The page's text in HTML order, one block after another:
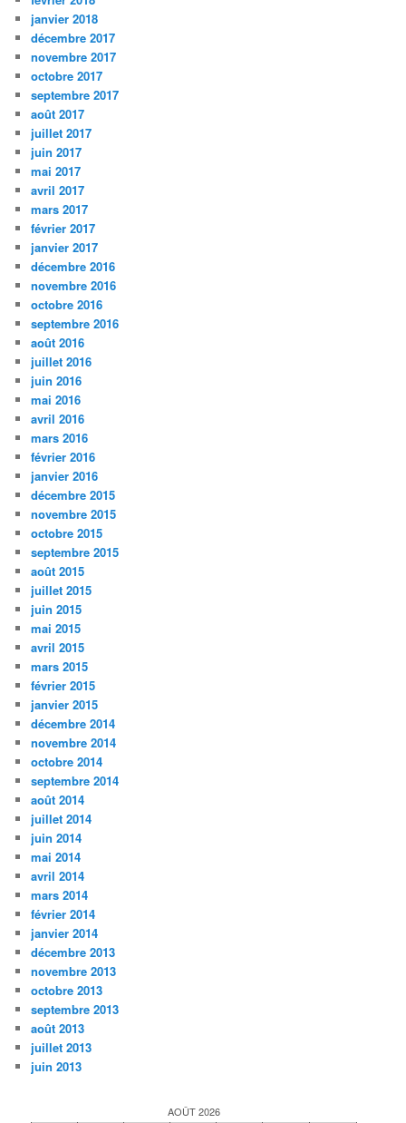
janvier 2018
décembre 2017
novembre 2017
octobre 2017
septembre 2017
août 2017
juillet 2017
juin 2017
mai 2017
avril 2017
mars 2017
février 2017
janvier 2017
décembre 2016
novembre 2016
octobre 2016
septembre 2016
août 2016
juillet 2016
juin 2016
mai 2016
avril 2016
mars 2016
février 2016
janvier 2016
décembre 2015
novembre 2015
octobre 2015
septembre 2015
août 2015
juillet 2015
juin 2015
mai 2015
avril 2015
mars 2015
février 2015
janvier 2015
décembre 2014
novembre 2014
octobre 2014
septembre 2014
août 2014
juillet 2014
juin 2014
mai 2014
avril 2014
mars 2014
février 2014
janvier 2014
décembre 2013
novembre 2013
octobre 2013
septembre 2013
août 2013
juillet 2013
juin 2013
AOÛT 2026